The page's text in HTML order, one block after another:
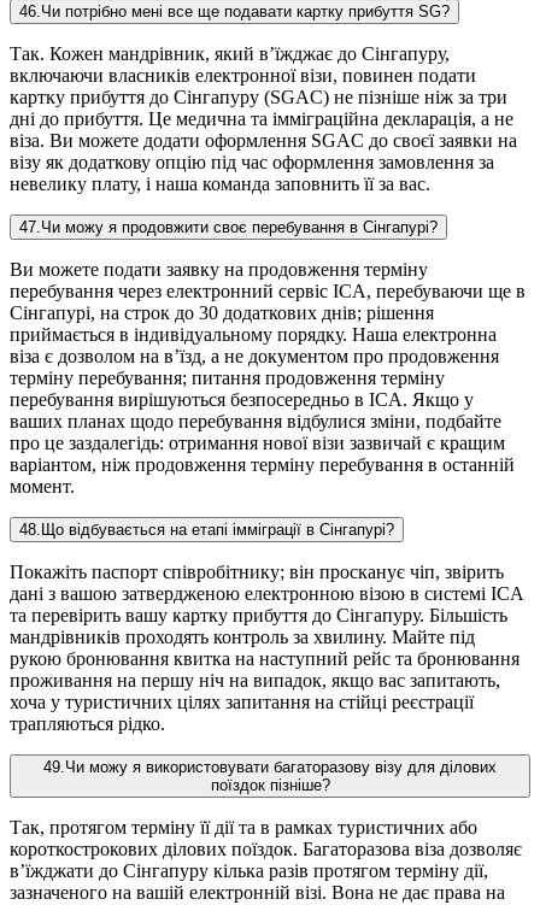
46 Чи потрібно мені все ще подавати картку прибуття SG?
Так. Кожен мандрівник, який в’їжджає до Сінгапуру,
включаючи власників електронної візи, повинен подати
картку прибуття до Сінгапуру (SGAC) не пізніше ніж за три
дні до прибуття. Це медична та імміграційна декларація, а не
віза. Ви можете додати оформлення SGAC до своєї заявки на
візу як додаткову опцію під час оформлення замовлення за
невелику плату, і наша команда заповнить її за вас.
47 Чи можу я продовжити своє перебування в Сінгапурі?
Ви можете подати заявку на продовження терміну
перебування через електронний сервіс ICA, перебуваючи ще в
Сінгапурі, на строк до 30 додаткових днів; рішення
приймається в індивідуальному порядку. Наша електронна
віза є дозволом на в’їзд, а не документом про продовження
терміну перебування; питання продовження терміну
перебування вирішуються безпосередньо в ICA. Якщо у
ваших планах щодо перебування відбулися зміни, подбайте
про це заздалегідь: отримання нової візи зазвичай є кращим
варіантом, ніж продовження терміну перебування в останній
момент.
48 Що відбувається на етапі імміграції в Сінгапурі?
Покажіть паспорт співробітнику; він просканує чіп, звірить
дані з вашою затвердженою електронною візою в системі ICA
та перевірить вашу картку прибуття до Сінгапуру. Більшість
мандрівників проходять контроль за хвилину. Майте під
рукою бронювання квитка на наступний рейс та бронювання
проживання на першу ніч на випадок, якщо вас запитають,
хоча у туристичних цілях запитання на стійці реєстрації
трапляються рідко.
49 Чи можу я використовувати багаторазову візу для ділових
поїздок пізніше?
Так, протягом терміну її дії та в рамках туристичних або
короткострокових ділових поїздок. Багаторазова віза дозволяє
в’їжджати до Сінгапуру кілька разів протягом терміну дії,
зазначеного на вашій електронній візі. Вона не дає права на